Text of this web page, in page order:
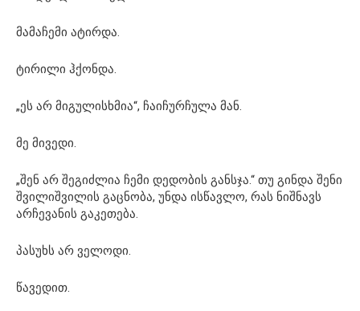
მამაჩემი ატირდა.
ტირილი ჰქონდა.
„ეს არ მიგულისხმია“, ჩაიჩურჩულა მან.
მე მივედი.
„შენ არ შეგიძლია ჩემი დედობის განსჯა.“ თუ გინდა შენი
შვილიშვილის გაცნობა, უნდა ისწავლო, რას ნიშნავს
არჩევანის გაკეთება.
პასუხს არ ველოდი.
წავედით.